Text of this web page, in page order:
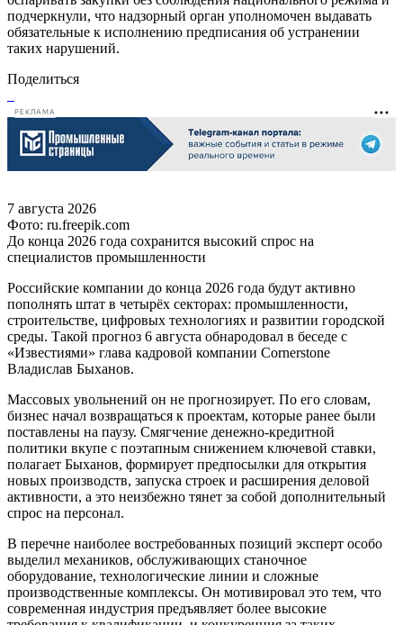
подчеркнули, что надзорный орган уполномочен выдавать
обязательные к исполнению предписания об устранении
таких нарушений.
Поделиться
РЕКЛАМА
7 августа 2026
Фото: ru.freepik.com
До конца 2026 года сохранится высокий спрос на
специалистов промышленности
Российские компании до конца 2026 года будут активно
пополнять штат в четырёх секторах: промышленности,
строительстве, цифровых технологиях и развитии городской
среды. Такой прогноз 6 августа обнародовал в беседе с
«Известиями» глава кадровой компании Cornerstone
Владислав Быханов.
Массовых увольнений он не прогнозирует. По его словам,
бизнес начал возвращаться к проектам, которые ранее были
поставлены на паузу. Смягчение денежно-кредитной
политики вкупе с поэтапным снижением ключевой ставки,
полагает Быханов, формирует предпосылки для открытия
новых производств, запуска строек и расширения деловой
активности, а это неизбежно тянет за собой дополнительный
спрос на персонал.
В перечне наиболее востребованных позиций эксперт особо
выделил механиков, обслуживающих станочное
оборудование, технологические линии и сложные
производственные комплексы. Он мотивировал это тем, что
современная индустрия предъявляет более высокие